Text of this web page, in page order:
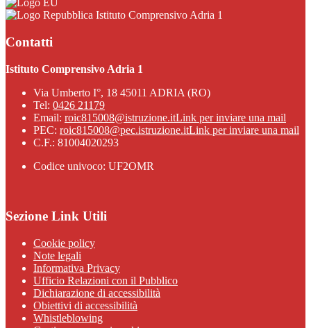
Istituto Comprensivo Adria 1
Contatti
Istituto Comprensivo Adria 1
Via Umberto I°, 18 45011 ADRIA (RO)
Tel: 0426 21179
Email: roic815008@istruzione.itLink per inviare una mail
PEC: roic815008@pec.istruzione.itLink per inviare una mail
C.F.: 81004020293
Codice univoco: UF2OMR
Sezione Link Utili
Cookie policy
Note legali
Informativa Privacy
Ufficio Relazioni con il Pubblico
Dichiarazione di accessibilità
Obiettivi di accessibilità
Whistleblowing